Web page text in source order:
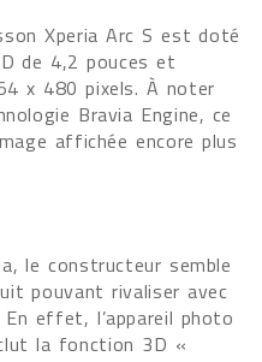
Xperia Arc S est doté
de 4,2 pouces et
x 480 pixels. À noter
Bravia Engine, ce
affichée encore plus
le constructeur semble
pouvant rivaliser avec
effet, l’appareil photo
la fonction 3D «